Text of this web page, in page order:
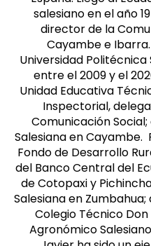
salesiano en el año
director de la
Cayambe e
Universidad Politécnica
entre el 2009 y el
Unidad Educativa
Inspectorial,
Comunicación
Salesiana en
Fondo de Desarrollo
del Banco Central del
de Cotopaxi y
Salesiana en
Colegio Técnico
Agronómico